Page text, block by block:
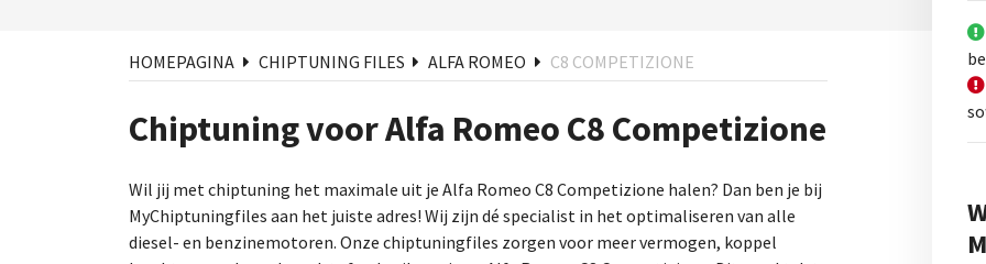
HOMEPAGINA CHIPTUNING FILES ALFA ROMEO C8 COMPETIZIONE
Chiptuning voor Alfa Romeo C8 Competizione
Wil jij met chiptuning het maximale uit je Alfa Romeo C8 Competizione halen? Dan ben je bij
MyChiptuningfiles aan het juiste adres! Wij zijn dé specialist in het optimaliseren van alle
diesel- en benzinemotoren. Onze chiptuningfiles zorgen voor meer vermogen, koppel